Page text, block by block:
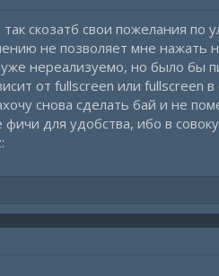
скозатб свои пожелания
не позволяет мне нажать
нереализуемо, но было бы
от fullscreen или fullscreen
снова сделать бай и не
для удобства, ибо в